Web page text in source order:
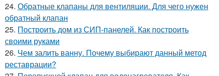
24. Обратные клапаны для вентиляции. Для чего нужен
обратный клапан
25. Построить дом из СИП-панелей. Как построить
своими руками
26. Чем залить ванну. Почему выбирают данный метод
реставрации?